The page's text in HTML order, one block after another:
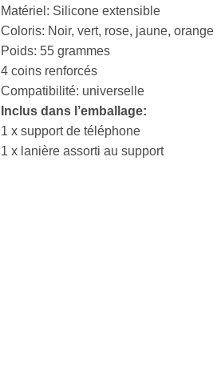
Matériel: Silicone extensible
Coloris: Noir, vert, rose, jaune, orange
Poids: 55 grammes
4 coins renforcés
Compatibilité: universelle
Inclus dans l’emballage:
1 x support de téléphone
1 x lanière assorti au support